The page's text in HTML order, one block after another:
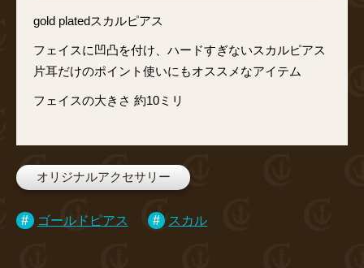
gold platedスカルピアス
フェイスに凹凸を付け、ハードすぎないスカルピアス
片耳だけのポイント使いにもオススメなアイテム
フェイスの大きさ 約10ミリ
オリジナルアクセサリー
ゴールドピアス スカル